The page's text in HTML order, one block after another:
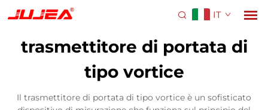
IT
trasmettitore di portata di
tipo vortice
Il trasmettitore di portata di tipo vortice è un sofisticato